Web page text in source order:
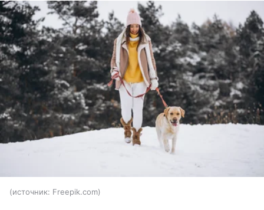
источник: Freepik.com